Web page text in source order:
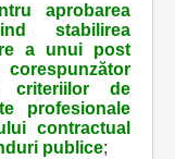
aprobarea
stabilirea
a unui post
criteriilor de
profesionale
contractual
publice;